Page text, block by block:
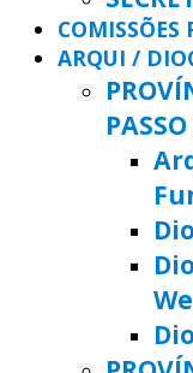
COMISSÕES
ARQUI /